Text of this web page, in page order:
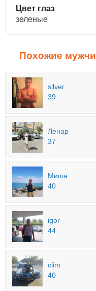
Цвет глаз
зеленые
Похожие
silver
39
Ленар
37
Миша
40
igor
44
clim
40